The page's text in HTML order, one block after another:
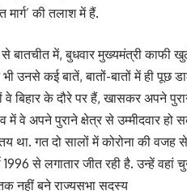
मार्ग’ की तलाश में हैं.
बातचीत में, बुधवार मुख्यमंत्री काफी
उनसे कई बातें, बातों-बातों में ही पूछ
बिहार के दौरे पर हैं, खासकर अपने
वे अपने पुराने क्षेत्र से उम्मीदवार
था. गत दो सालों में कोरोना की वजह
1996 से लगातार जीत रही है. उन्हें
नहीं बने राज्यसभा सदस्य